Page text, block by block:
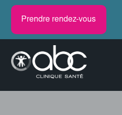
Prendre rendez-vous